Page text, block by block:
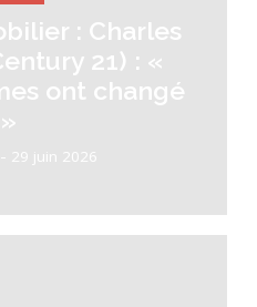
: Charles
21) : «
ont changé
»
- 29 juin 2026